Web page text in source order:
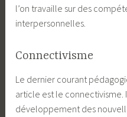
l’on travaille sur des
interpersonnelles.
Connectivisme
Le dernier courant
article est le connectivisme.
développement des